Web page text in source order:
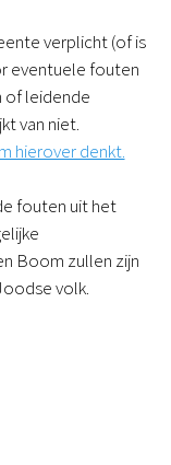
verplicht (of is
eventuele fouten
of leidende
van niet.
hierover denkt.
fouten uit het
Boom zullen zijn
volk.